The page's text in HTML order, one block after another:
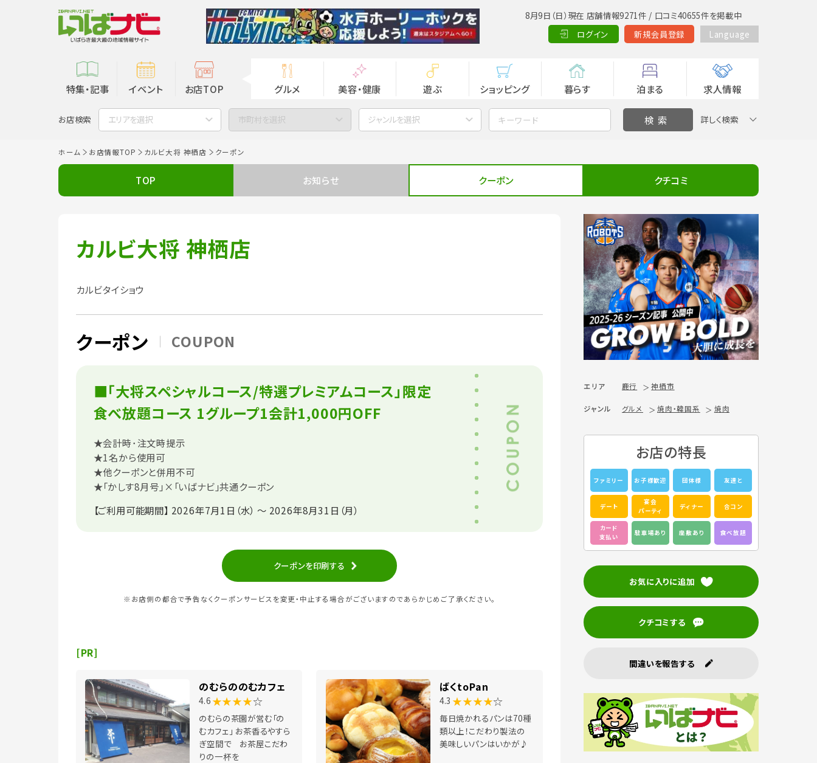
8月9日（日）現在 店舗情報9271件 / 口コミ40655件を掲載中
ログイン
新規会員登録 Language
特集・記事 イベント お店TOP グルメ 美容・健康 遊ぶ ショッピング 暮らす 泊まる 求人情報
お店検索 エリアを選択 市町村を選択 ジャンルを選択 詳しく検索
ホーム お店情報TOP カルビ大将 神栖店 クーポン
TOP お知らせ クーポン クチコミ
カルビ大将 神栖店
カルビタイショウ
クーポン COUPON
■｢大将スペシャルコース/特選プレミアムコース｣限定
食べ放題コース 1グループ1会計1,000円OFF
★会計時･注文時提示
★1名から使用可
★他クーポンと併用不可
★「かしす8月号」×「いばナビ」共通クーポン
【ご利用可能期間】 2026年7月1日（水） ～ 2026年8月31日（月）
クーポンを印刷する
※お店側の都合で予告なくクーポンサービスを変更・中止する場合がございますのであらかじめご了承ください。
[PR]
のむらののむカフェ
4.6 ★★★★☆
のむらの茶園が営む「の
むカフェ」 お茶香るやすら
ぎ空間で お茶屋こだわ
りの一杯を
ばくtoPan
4.3 ★★★★☆
毎日焼かれるパンは70種
類以上！こだわり製法の
美味しいパンはいかが♪
エリア 鹿行 神栖市
ジャンル グルメ 焼肉・韓国系 焼肉
お店の特長
ファミリー お子様歓迎 団体様 友達と
デート
宴会
パーティ
ディナー 合コン
カード
支払い
駐車場あり 座敷あり 食べ放題
お気に入りに追加
クチコミする
間違いを報告する